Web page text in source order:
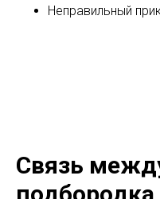
Неправильный
Связь